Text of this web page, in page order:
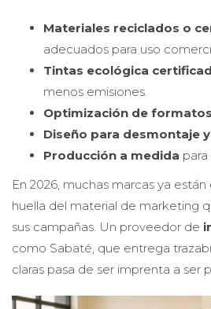
Materiales reciclados o
adecuados para uso
Tintas ecológica
menos emisiones.
Optimización de formatos
Diseño para desmontaje
Producción a medida
En 2026, muchas marcas ya
huella del material de marketing
sus campañas. Un proveedor de
como Sabaté, que entrega
claras pasa de ser imprenta a ser